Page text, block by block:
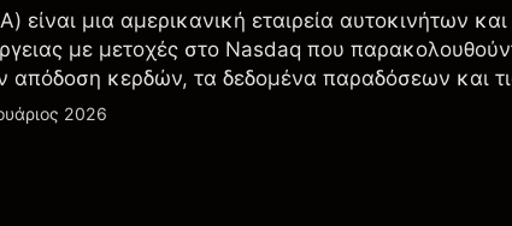
είναι μια αμερικανική εταιρεία αυτοκινήτων και
με μετοχές στο Nasdaq που
απόδοση κερδών, τα δεδομένα παραδόσεων και
τεχνολογία και την παραγωγή.
2026